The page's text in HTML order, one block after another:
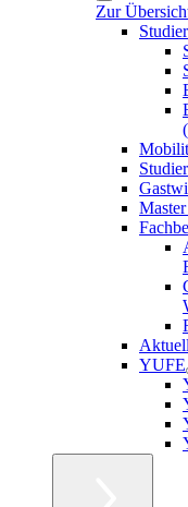
Zur
YUFE